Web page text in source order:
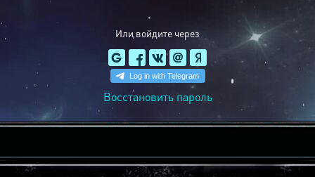
Или войдите через
Восстановить пароль